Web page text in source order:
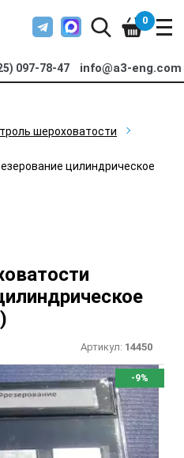
097-78-47 info@a3-eng.com
0
шероховатости
цилиндрическое
Артикул: 14450
-9%